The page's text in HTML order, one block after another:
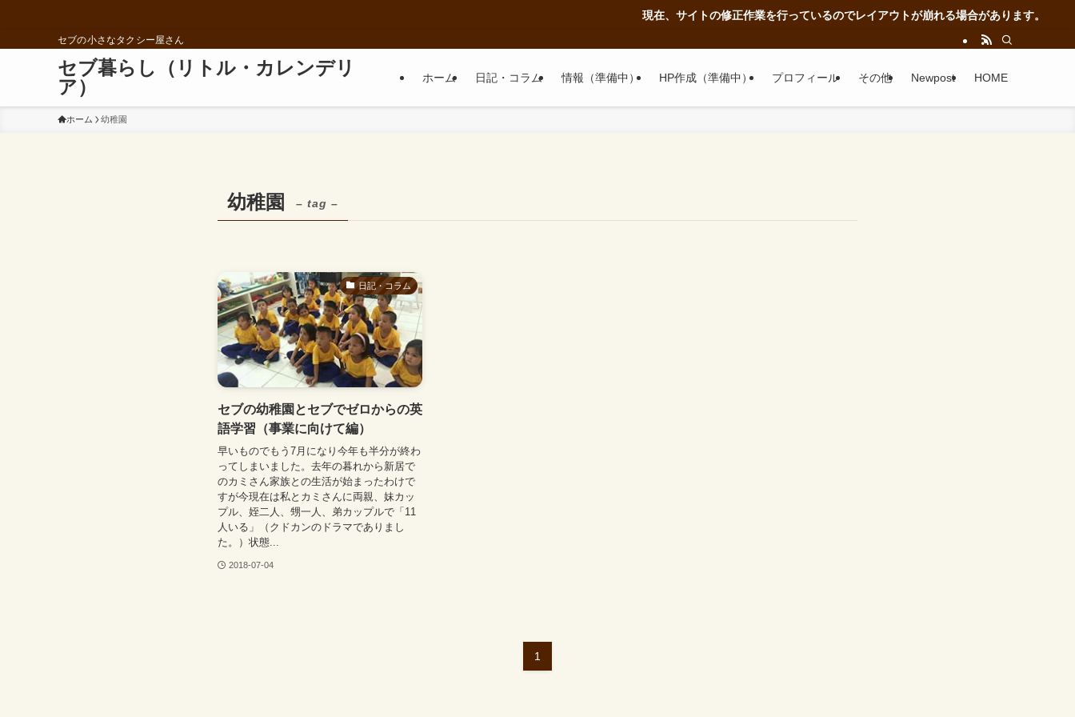
現在、サイトの修正作業を行っているのでレイアウトが崩れる場合があります。
セブの小さなタクシー屋さん
セブ暮らし（リトル・カレンデリ
ア）
ホーム 日記・コラム 情報（準備中） HP作成（準備中） プロフィール その他 Newpost HOME
ホーム 幼稚園
幼稚園 – tag –
日記・コラム
セブの幼稚園とセブでゼロからの英
語学習（事業に向けて編）
早いものでもう7月になり今年も半分が終わ
ってしまいました。去年の暮れから新居で
のカミさん家族との生活が始まったわけで
すが今現在は私とカミさんに両親、妹カッ
プル、姪二人、甥一人、弟カップルで「11
人いる」（クドカンのドラマでありまし
た。）状態...
2018-07-04
1